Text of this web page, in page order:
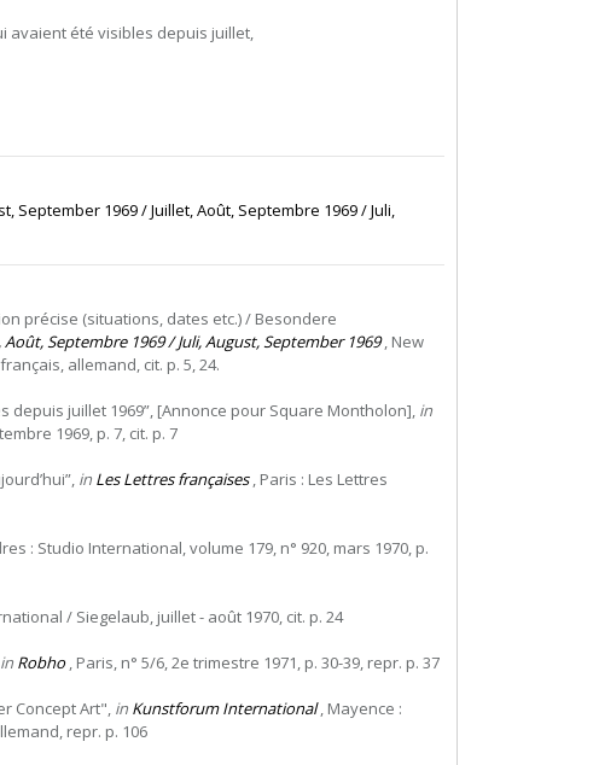
avaient été visibles depuis juillet,
September 1969 / Juillet, Août, Septembre 1969 / Juli,
précise (situations, dates etc.) / Besondere
Septembre 1969 / Juli, August, September 1969, New
allemand, cit. p. 5, 24.
juillet 1969”, [Annonce pour Square Montholon], in
1969, p. 7, cit. p. 7
in Les Lettres françaises, Paris : Les Lettres
: Studio International, volume 179, n° 920, mars 1970, p.
/ Siegelaub, juillet - août 1970, cit. p. 24
in Robho, Paris, n° 5/6, 2e trimestre 1971, p. 30-39, repr. p. 37
Concept Art", in Kunstforum International, Mayence :
repr. p. 106